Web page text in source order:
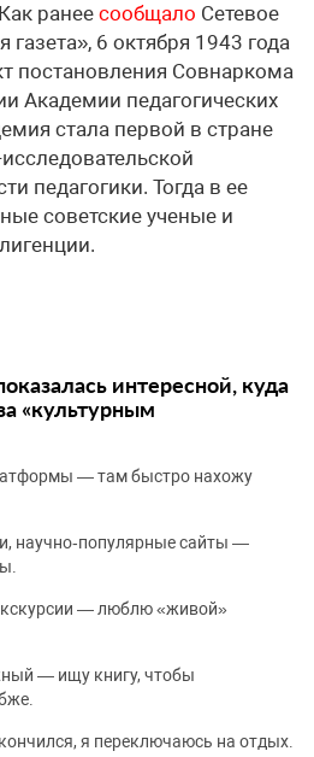
ранеесообщало Сетевое
газета», 6 октября 1943 года
постановления Совнаркома
Академии педагогических
стала первой в стране
педагогики. Тогда в ее
советские ученые и
интересной, куда
«культурным
— там быстро нахожу
научно‑популярные сайты —
— люблю «живой»
— ищу книгу, чтобы
я переключаюсь на отдых.